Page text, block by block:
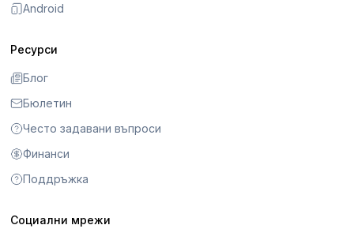
Android
Ресурси
Блог
Бюлетин
Често задавани въпроси
Финанси
Поддръжка
Социални мрежи